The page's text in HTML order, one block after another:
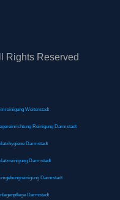
Rights Reserved
Weiterstadt
Reinigung Darmstadt
Darmstadt
Darmstadt
Darmstadt
Darmstadt